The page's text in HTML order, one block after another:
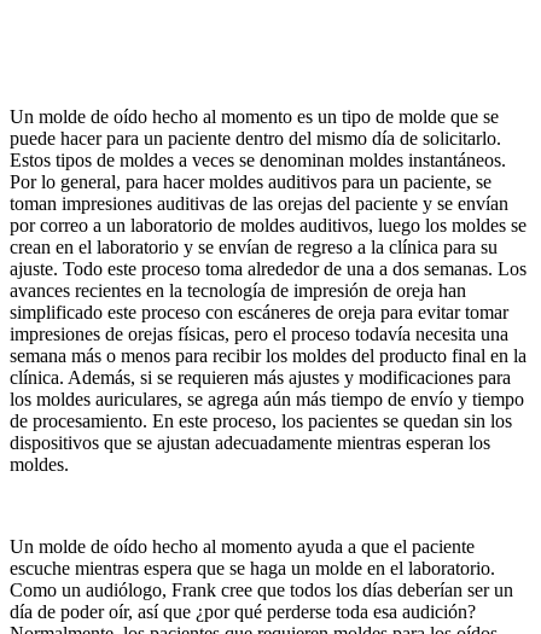
Un molde de oído hecho al momento es un tipo de molde que se
puede hacer para un paciente dentro del mismo día de solicitarlo.
Estos tipos de moldes a veces se denominan moldes instantáneos.
Por lo general, para hacer moldes auditivos para un paciente, se
toman impresiones auditivas de las orejas del paciente y se envían
por correo a un laboratorio de moldes auditivos, luego los moldes se
crean en el laboratorio y se envían de regreso a la clínica para su
ajuste. Todo este proceso toma alrededor de una a dos semanas. Los
avances recientes en la tecnología de impresión de oreja han
simplificado este proceso con escáneres de oreja para evitar tomar
impresiones de orejas físicas, pero el proceso todavía necesita una
semana más o menos para recibir los moldes del producto final en la
clínica. Además, si se requieren más ajustes y modificaciones para
los moldes auriculares, se agrega aún más tiempo de envío y tiempo
de procesamiento. En este proceso, los pacientes se quedan sin los
dispositivos que se ajustan adecuadamente mientras esperan los
moldes.
Un molde de oído hecho al momento ayuda a que el paciente
escuche mientras espera que se haga un molde en el laboratorio.
Como un audiólogo, Frank cree que todos los días deberían ser un
día de poder oír, así que ¿por qué perderse toda esa audición?